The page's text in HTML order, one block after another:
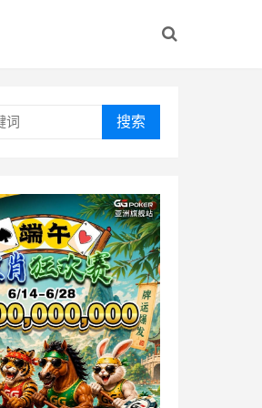
搜索